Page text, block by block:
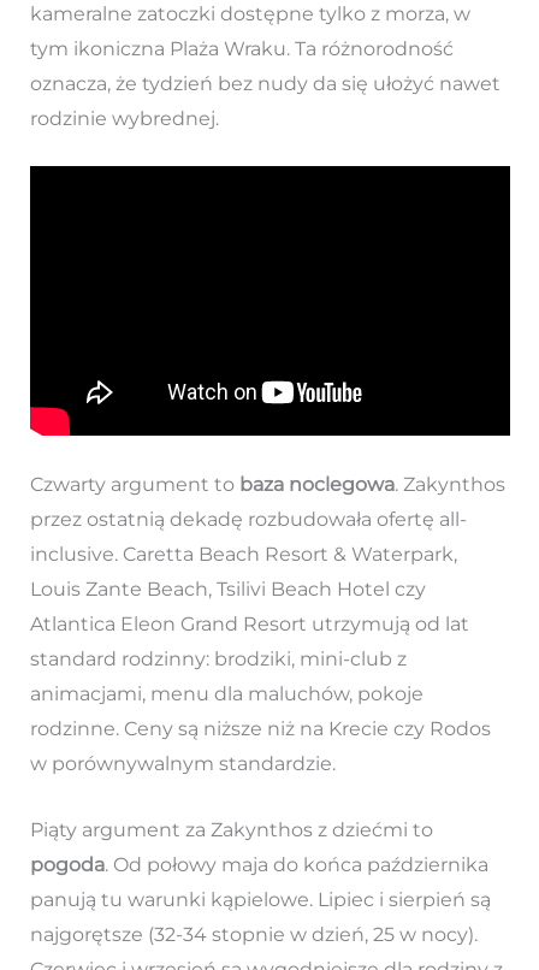
kameralne zatoczki dostępne tylko z morza, w
tym ikoniczna Plaża Wraku. Ta różnorodność
oznacza, że tydzień bez nudy da się ułożyć nawet
rodzinie wybrednej.
Czwarty argument to baza noclegowa. Zakynthos
przez ostatnią dekadę rozbudowała ofertę all-
inclusive. Caretta Beach Resort & Waterpark,
Louis Zante Beach, Tsilivi Beach Hotel czy
Atlantica Eleon Grand Resort utrzymują od lat
standard rodzinny: brodziki, mini-club z
animacjami, menu dla maluchów, pokoje
rodzinne. Ceny są niższe niż na Krecie czy Rodos
w porównywalnym standardzie.
Piąty argument za Zakynthos z dziećmi to
pogoda. Od połowy maja do końca października
panują tu warunki kąpielowe. Lipiec i sierpień są
najgorętsze (32-34 stopnie w dzień, 25 w nocy).